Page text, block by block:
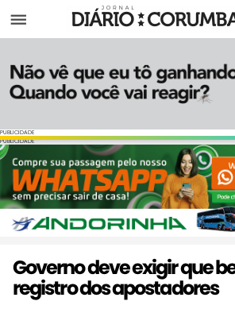
Menu
PUBLICIDADE
PUBLICIDADE
Governo deve exigir que
registro dos apostadores